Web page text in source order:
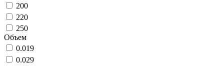
200
220
250
Объем
0.019
0.029